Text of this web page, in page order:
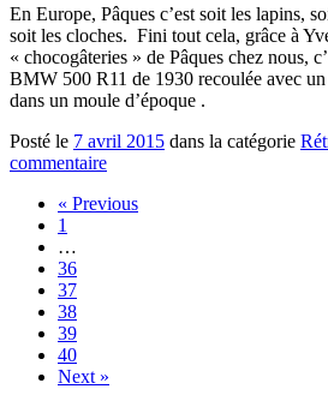
En Europe, Pâques c’est soit les lapins,
soit les cloches. Fini tout cela, grâce à
« chocogâteries » de Pâques chez nous,
BMW 500 R11 de 1930 recoulée avec
dans un moule d’époque .
Posté le 7 avril 2015 dans la catégorie
commentaire
« Previous
1
…
36
37
38
39
40
Next »